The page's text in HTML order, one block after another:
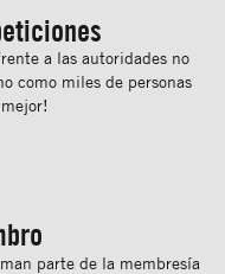
a las autoridades no
como miles de personas
parte de la membresía